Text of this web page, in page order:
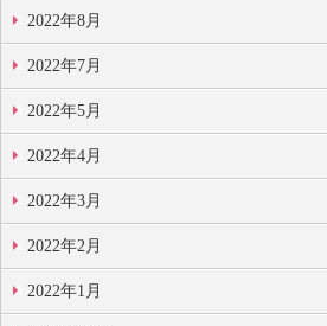
2022年8月
2022年7月
2022年5月
2022年4月
2022年3月
2022年2月
2022年1月